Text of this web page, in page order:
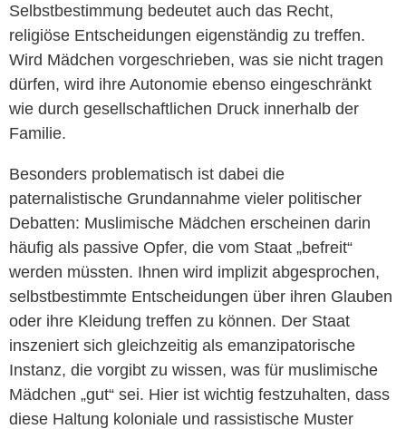
Selbstbestimmung bedeutet auch das Recht,
religiöse Entscheidungen eigenständig zu treffen.
Wird Mädchen vorgeschrieben, was sie nicht tragen
dürfen, wird ihre Autonomie ebenso eingeschränkt
wie durch gesellschaftlichen Druck innerhalb der
Familie.
Besonders problematisch ist dabei die
paternalistische Grundannahme vieler politischer
Debatten: Muslimische Mädchen erscheinen darin
häufig als passive Opfer, die vom Staat „befreit“
werden müssten. Ihnen wird implizit abgesprochen,
selbstbestimmte Entscheidungen über ihren Glauben
oder ihre Kleidung treffen zu können. Der Staat
inszeniert sich gleichzeitig als emanzipatorische
Instanz, die vorgibt zu wissen, was für muslimische
Mädchen „gut“ sei. Hier ist wichtig festzuhalten, dass
diese Haltung koloniale und rassistische Muster